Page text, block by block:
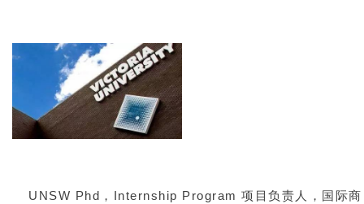
UNSW Phd，Internship Program 项目负责人，国际商